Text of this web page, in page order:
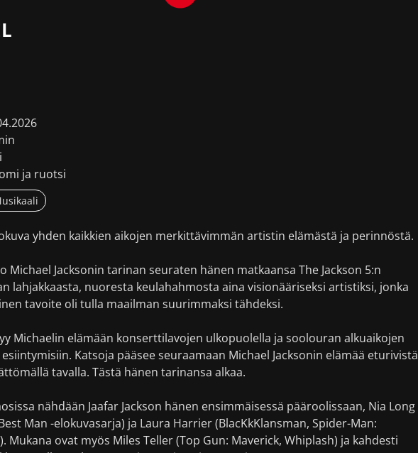
ja ruotsi
yhden kaikkien aikojen merkittävimmän artistin elämästä ja perinnöstä.
Michael Jacksonin tarinan seuraten hänen matkaansa The Jackson 5:n
lahjakkaasta, nuoresta keulahahmosta aina visionääriseksi artistiksi, jonka
tavoite oli tulla maailman suurimmaksi tähdeksi.
Michaelin elämään konserttilavojen ulkopuolella ja soolouran alkuaikojen
Katsoja pääsee seuraamaan Michael Jacksonin elämää eturivistä
tavalla. Tästä hänen tarinansa alkaa.
nähdään Jaafar Jackson hänen ensimmäisessä pääroolissaan, Nia Long
Man -elokuvasarja) ja Laura Harrier (BlacKkKlansman, Spider-Man:
Mukana ovat myös Miles Teller (Top Gun: Maverick, Whiplash) ja kahdesti